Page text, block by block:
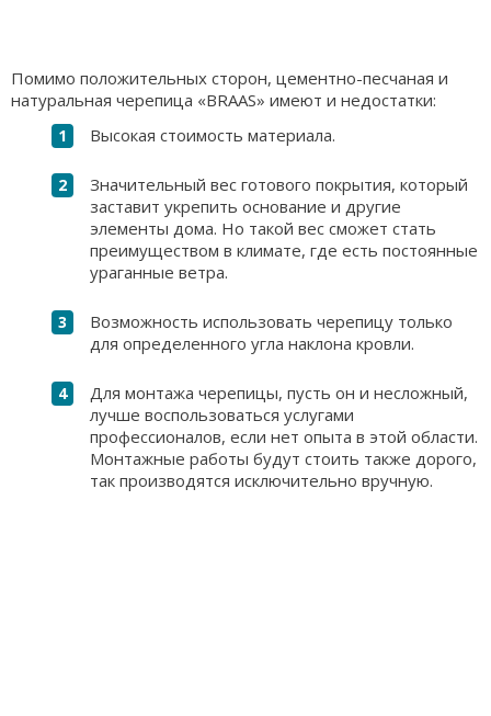
Помимо положительных сторон, цементно-песчаная и
натуральная черепица «BRAAS» имеют и недостатки:
Высокая стоимость материала.
Значительный вес готового покрытия, который
заставит укрепить основание и другие
элементы дома. Но такой вес сможет стать
преимуществом в климате, где есть постоянные
ураганные ветра.
Возможность использовать черепицу только
для определенного угла наклона кровли.
Для монтажа черепицы, пусть он и несложный,
лучше воспользоваться услугами
профессионалов, если нет опыта в этой области.
Монтажные работы будут стоить также дорого,
так производятся исключительно вручную.